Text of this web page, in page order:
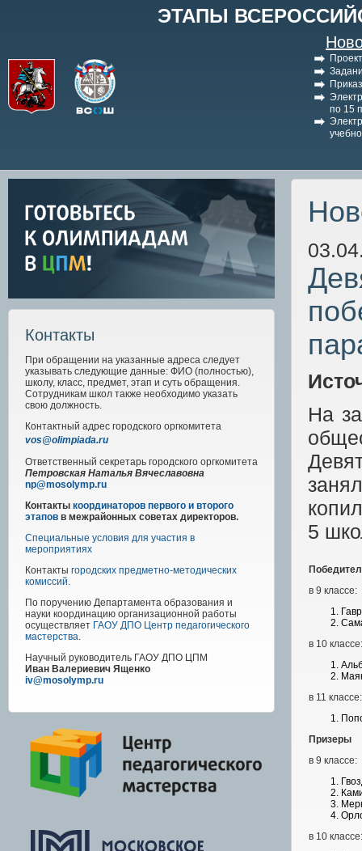
ЭТАПЫ
по 15
Контакты
При обращении на указанные адреса следует
указывать следующие данные: ФИО (полностью),
школу, класс, предмет, этап и суть обращения.
Сотрудникам школ также необходимо указать
свою должность.
Контактный адрес городского оргкомитета
vos@olimpiada.ru
Ответственный секретарь городского оргкомитета
Петровская Наталья Вячеславовна
np@mosolymp.ru
Контакты координаторов первого и второго
этапов в межрайонных советах директоров.
Специальные условия для участия в
мероприятиях
Контакты городских предметно-методических
комиссий.
По поручению Департамента образования и
науки координацию организационной работы
осуществляет ГАОУ ДПО Центр педагогического
мастерства.
Научный руководитель ГАОУ ДПО ЦПМ
Иван Валериевич Ященко
iv@mosolymp.ru
На
5
в 9 классе:
в 10 классе:
в 11 классе:
Призеры
в 9 классе:
в 10 классе: